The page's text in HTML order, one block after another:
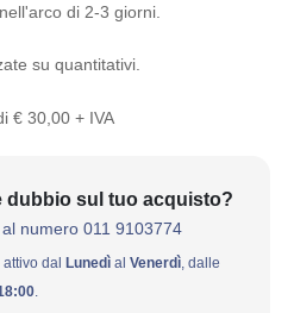
di 2-3 giorni.
su quantitativi.
€ 30,00 + IVA
dubbio sul tuo acquisto?
numero 011 9103774
attivo dal Lunedì al Venerdì, dalle
.